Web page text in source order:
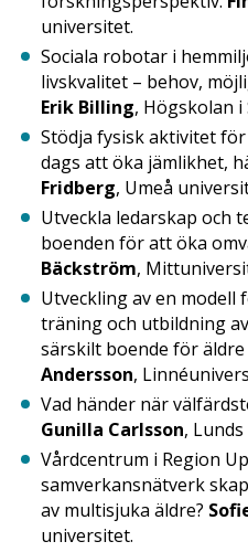
universitet.
Sociala robotar i
livskvalitet – behov,
Erik Billing, Högskolan i
Stödja fysisk aktivitet
dags att öka jämlikhet,
Fridberg, Umeå
Utveckla ledarskap och
boenden för att öka
Bäckström,
Utveckling av en modell
träning och utbildning
särskilt boende för
Andersson,
Vad händer när
Gunilla Carlsson,
Vårdcentrum i Region
samverkansnätverk
av multisjuka äldre?
universitet.